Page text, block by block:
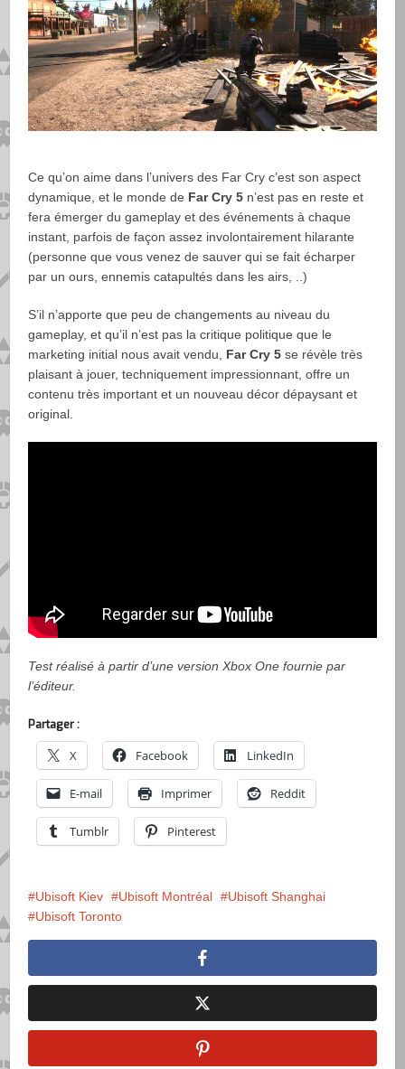
Ce qu’on aime dans l’univers des Far Cry c’est son aspect
dynamique, et le monde de Far Cry 5 n’est pas en reste et
fera émerger du gameplay et des événements à chaque
instant, parfois de façon assez involontairement hilarante
(personne que vous venez de sauver qui se fait écharper
par un ours, ennemis catapultés dans les airs, ..)
S’il n’apporte que peu de changements au niveau du
gameplay, et qu’il n’est pas la critique politique que le
marketing initial nous avait vendu, Far Cry 5 se révèle très
plaisant à jouer, techniquement impressionnant, offre un
contenu très important et un nouveau décor dépaysant et
original.
Test réalisé à partir d’une version Xbox One fournie par
l’éditeur.
Partager :
X Facebook LinkedIn
E-mail Imprimer Reddit
Tumblr Pinterest
Ubisoft Kiev Ubisoft Montréal
Ubisoft Shanghai
Ubisoft Toronto